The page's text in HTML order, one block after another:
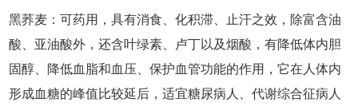
黑荞麦：可药用，具有消食、化积滞、止汗之效，除富含油
酸、亚油酸外，还含叶绿素、卢丁以及烟酸，有降低体内胆
固醇、降低血脂和血压、保护血管功能的作用，它在人体内
形成血糖的峰值比较延后，适宜糖尿病人、代谢综合征病人